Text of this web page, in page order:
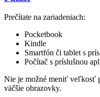
Prečítate na zariadeniach:
Pocketbook
Kindle
Smartfón či tablet s
Počítač s príslušnou
Nie je možné meniť veľkosť
väčšie obrazovky.